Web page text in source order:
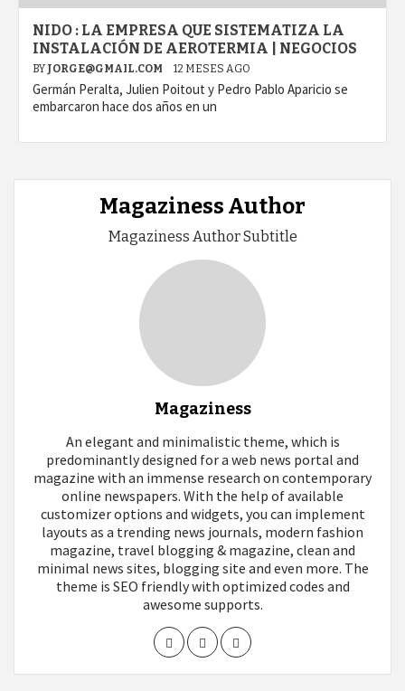
NIDO : LA EMPRESA QUE SISTEMATIZA LA
INSTALACIÓN DE AEROTERMIA | NEGOCIOS
BY JORGE@GMAIL.COM 12 MESES AGO
Germán Peralta, Julien Poitout y Pedro Pablo Aparicio se
embarcaron hace dos años en un
Magaziness Author
Magaziness Author Subtitle
Magaziness
An elegant and minimalistic theme, which is
predominantly designed for a web news portal and
magazine with an immense research on contemporary
online newspapers. With the help of available
customizer options and widgets, you can implement
layouts as a trending news journals, modern fashion
magazine, travel blogging & magazine, clean and
minimal news sites, blogging site and even more. The
theme is SEO friendly with optimized codes and
awesome supports.